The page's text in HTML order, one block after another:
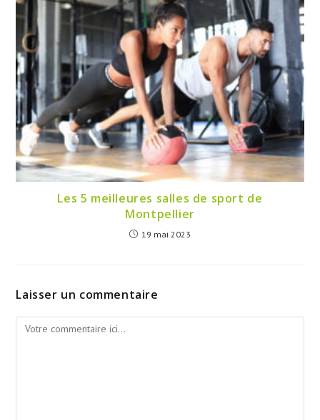
Les 5 meilleures salles de sport de
Montpellier
19 mai 2023
Laisser un commentaire